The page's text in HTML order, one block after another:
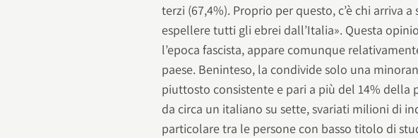
terzi (67,4%). Proprio per questo, c’è chi arriva
espellere tutti gli ebrei dall’Italia». Questa
l’epoca fascista, appare comunque
paese. Beninteso, la condivide solo una
piuttosto consistente e pari a più del 14% della
da circa un italiano su sette, svariati milioni di
particolare tra le persone con basso titolo di